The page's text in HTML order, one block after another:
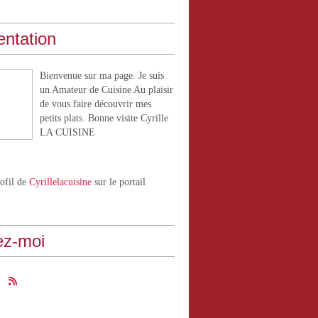
Bienvenue sur ma page. Je suis
un Amateur de Cuisine Au plaisir
de vous faire découvrir mes
petits plats. Bonne visite Cyrille
LA CUISINE
de Cyrillelacuisine sur le portail
moi